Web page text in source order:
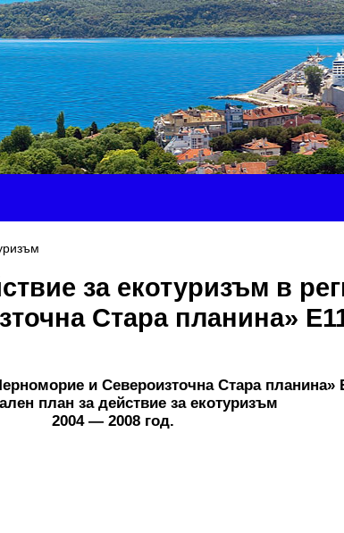
за екотуризъм в
Стара планина»
и Североизточна Стара планина»
план за действие за екотуризъм
2004 — 2008 год.